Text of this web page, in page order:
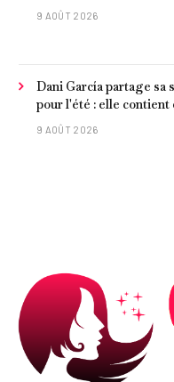
pointes, est
9 AOÛT 2026
Dani García partage sa
pour l'été : elle
concombre et de l'œuf
9 AOÛT 2026